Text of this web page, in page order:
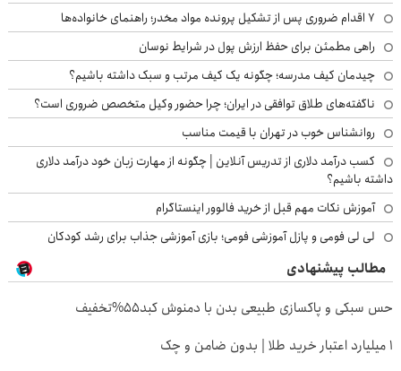
۷ اقدام ضروری پس از تشکیل پرونده مواد مخدر؛ راهنمای خانواده‌ها
راهی مطمئن برای حفظ ارزش پول در شرایط نوسان
چیدمان کیف مدرسه؛ چگونه یک کیف مرتب و سبک داشته باشیم؟
ناگفته‌های طلاق توافقی در ایران؛ چرا حضور وکیل متخصص ضروری است؟
روانشناس خوب در تهران با قیمت مناسب
کسب درآمد دلاری از تدریس آنلاین | چگونه از مهارت زبان خود درآمد دلاری
داشته باشیم؟
آموزش نکات مهم قبل از خرید فالوور اینستاگرام
لی لی فومی و پازل آموزشی فومی؛ بازی آموزشی جذاب برای رشد کودکان
مطالب پیشنهادی
حس سبکی و پاکسازی طبیعی بدن با دمنوش کبد55%تخفیف
۱ میلیارد اعتبار خرید طلا | بدون ضامن و چک